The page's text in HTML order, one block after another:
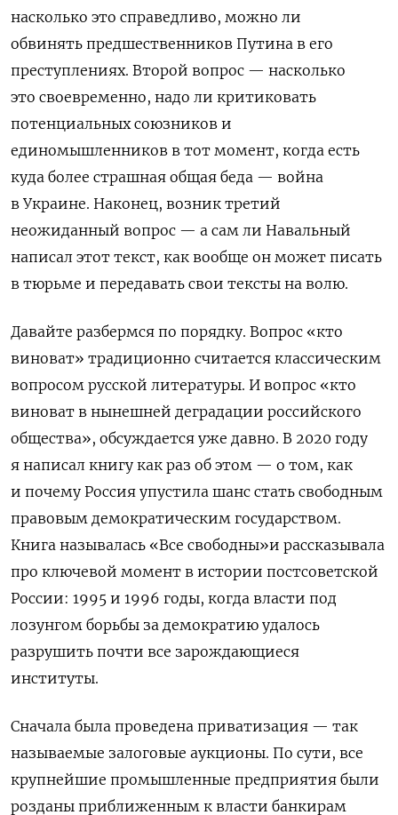
насколько это справедливо, можно ли
обвинять предшественников Путина в его
преступлениях. Второй вопрос — насколько
это своевременно, надо ли критиковать
потенциальных союзников и
единомышленников в тот момент, когда есть
куда более страшная общая беда — война
в Украине. Наконец, возник третий
неожиданный вопрос — а сам ли Навальный
написал этот текст, как вообще он может писать
в тюрьме и передавать свои тексты на волю.
Давайте разбермся по порядку. Вопрос «кто
виноват» традиционно считается классическим
вопросом русской литературы. И вопрос «кто
виноват в нынешней деградации российского
общества», обсуждается уже давно. В 2020 году
я написал книгу как раз об этом — о том, как
и почему Россия упустила шанс стать свободным
правовым демократическим государством.
Книга называлась «Все свободны»и рассказывала
про ключевой момент в истории постсоветской
России: 1995 и 1996 годы, когда власти под
лозунгом борьбы за демократию удалось
разрушить почти все зарождающиеся
институты.
Сначала была проведена приватизация — так
называемые залоговые аукционы. По сути, все
крупнейшие промышленные предприятия были
розданы приближенным к власти банкирам